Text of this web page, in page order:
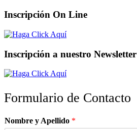
Inscripción On Line
Inscripción a nuestro Newsletter
Formulario de Contacto
Nombre y Apellido *